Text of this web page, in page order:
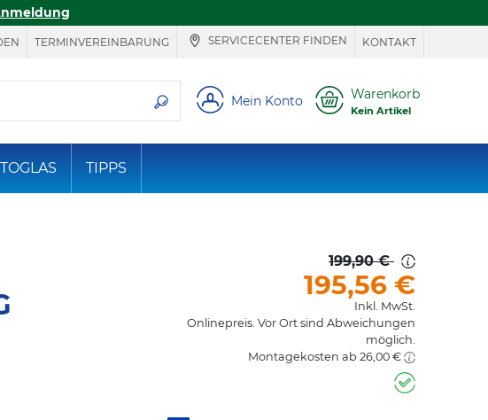
TERMINVEREINBARUNG SERVICECENTER FINDEN KONTAKT
Sie, was Sie suchen
Mein Konto Warenkorb
Kein Artikel
TIPPS
199,90 €
195,56 €
Inkl. MwSt.
Onlinepreis. Vor Ort sind Abweichungen
möglich.
Montagekosten ab 26,00 €